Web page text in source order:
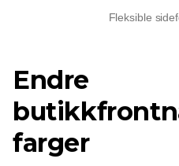
Fleksible
Endre
farger